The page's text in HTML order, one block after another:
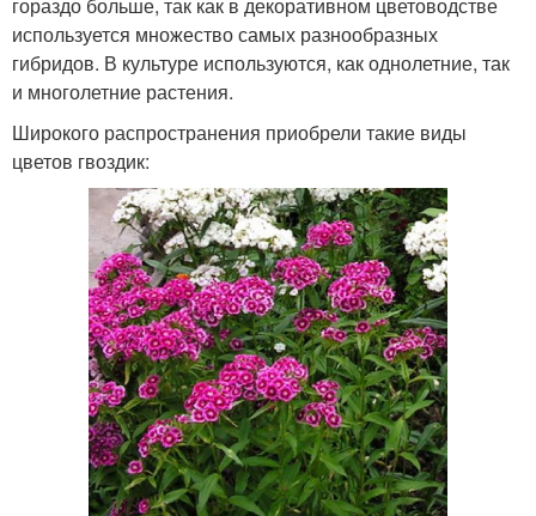
используется множество самых разнообразных
гибридов. В культуре используются, как однолетние, так
и многолетние растения.
Широкого распространения приобрели такие виды
цветов гвоздик: